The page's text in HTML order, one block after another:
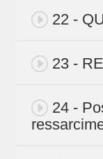
22 -
23 -
24 -